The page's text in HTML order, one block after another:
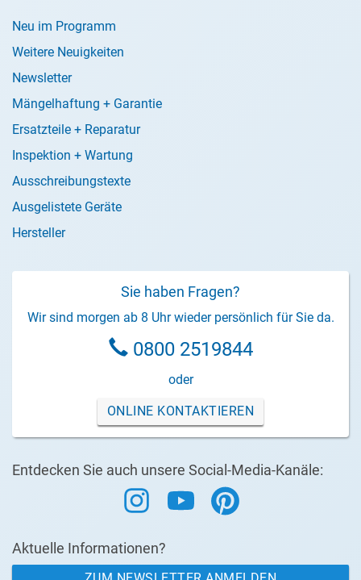
Neu im Programm
Weitere Neuigkeiten
Newsletter
Mängelhaftung + Garantie
Ersatzteile + Reparatur
Inspektion + Wartung
Ausschreibungstexte
Ausgelistete Geräte
Hersteller
Sie haben Fragen?
Wir sind morgen ab 8 Uhr wieder persönlich für Sie da.
0800 2519844
oder
ONLINE KONTAKTIEREN
Entdecken Sie auch unsere Social-Media-Kanäle:
Aktuelle Informationen?